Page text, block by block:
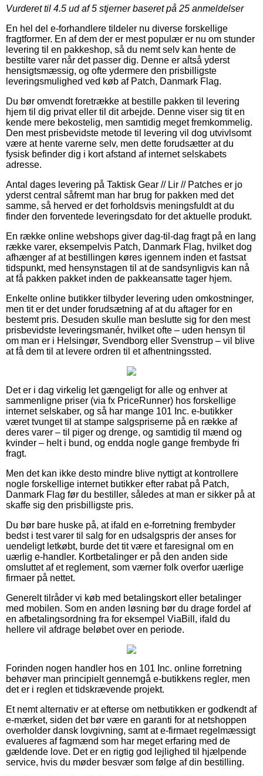
Vurderet til 4.5 ud af 5 stjerner baseret på 25 anmeldelser
En hel del e-forhandlere tildeler nu diverse forskellige
fragtformer. En af dem der er mest populær er nu om stunder
levering til en pakkeshop, så du nemt selv kan hente de
bestilte varer når det passer dig. Denne er altså yderst
hensigtsmæssig, og ofte ydermere den prisbilligste
leveringsmulighed ved køb af Patch, Danmark Flag.
Du bør omvendt foretrække at bestille pakken til levering
hjem til dig privat eller til dit arbejde. Denne viser sig tit en
kende mere bekostelig, men samtidig meget fremkommelig.
Den mest prisbevidste metode til levering vil dog utvivlsomt
være at hente varerne selv, men dette forudsætter at du
fysisk befinder dig i kort afstand af internet selskabets
adresse.
Antal dages levering på Taktisk Gear // Lir // Patches er jo
yderst central såfremt man har brug for pakken med det
samme, så herved er det forholdsvis meningsfuldt at du
finder den forventede leveringsdato for det aktuelle produkt.
En række online webshops giver dag-til-dag fragt på en lang
række varer, eksempelvis Patch, Danmark Flag, hvilket dog
afhænger af at bestillingen køres igennem inden et fastsat
tidspunkt, med hensynstagen til at de sandsynligvis kan nå
at få pakken pakket inden de pakkeansatte tager hjem.
Enkelte online butikker tilbyder levering uden omkostninger,
men tit er det under forudsætning af at du aftager for en
bestemt pris. Desuden skulle man beslutte sig for den mest
prisbevidste leveringsmanér, hvilket ofte – uden hensyn til
om man er i Helsingør, Svendborg eller Svenstrup – vil blive
at få dem til at levere ordren til et afhentningssted.
Det er i dag virkelig let gængeligt for alle og enhver at
sammenligne priser (via fx PriceRunner) hos forskellige
internet selskaber, og så har mange 101 Inc. e-butikker
været tvunget til at stampe salgspriserne på en række af
deres varer – til piger og drenge, og samtidig til mænd og
kvinder – helt i bund, og endda nogle gange frembyde fri
fragt.
Men det kan ikke desto mindre blive nyttigt at kontrollere
nogle forskellige internet butikker efter rabat på Patch,
Danmark Flag før du bestiller, således at man er sikker på at
skaffe sig den prisbilligste pris.
Du bør bare huske på, at ifald en e-forretning frembyder
bedst i test varer til salg for en udsalgspris der anses for
uendeligt letkøbt, burde det tit være et faresignal om en
uærlig e-handler. Kortbetalinger er på den anden side
omsluttet af et reglement, som værner folk overfor uærlige
firmaer på nettet.
Generelt tilråder vi køb med betalingskort eller betalinger
med mobilen. Som en anden løsning bør du drage fordel af
en afbetalingsordning fra for eksempel ViaBill, ifald du
hellere vil afdrage beløbet over en periode.
Forinden nogen handler hos en 101 Inc. online forretning
behøver man principielt gennemgå e-butikkens regler, men
det er i reglen et tidskrævende projekt.
Et nemt alternativ er at efterse om netbutikken er godkendt af
e-mærket, siden det bør være en garanti for at netshoppen
overholder dansk lovgivning, samt at e-firmaet regelmæssigt
evalueres af fagmænd som har meget erfaring med de
gældende love. Det er en rigtig god lejlighed til hjælpende
service, hvis du møder besvær som følge af din bestilling.